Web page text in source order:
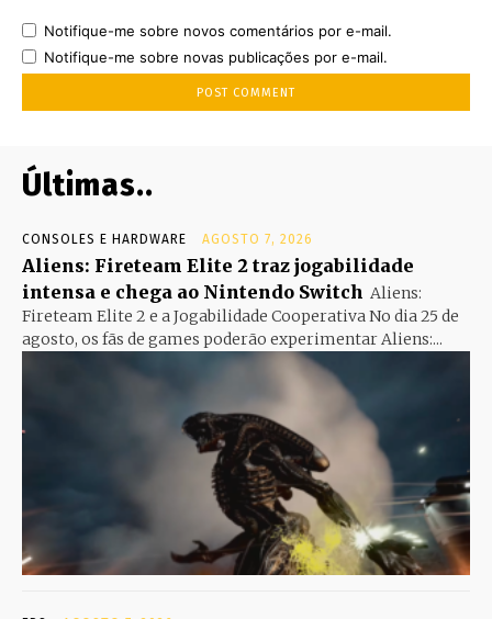
Notifique-me sobre novos comentários por e-mail.
Notifique-me sobre novas publicações por e-mail.
Últimas..
CONSOLES E HARDWARE AGOSTO 7, 2026
Aliens: Fireteam Elite 2 traz jogabilidade
intensa e chega ao Nintendo Switch Aliens:
Fireteam Elite 2 e a Jogabilidade Cooperativa No dia 25 de
agosto, os fãs de games poderão experimentar Aliens:...